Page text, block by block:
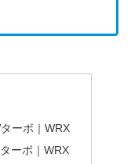
ーボ｜WRX
ーボ｜WRX